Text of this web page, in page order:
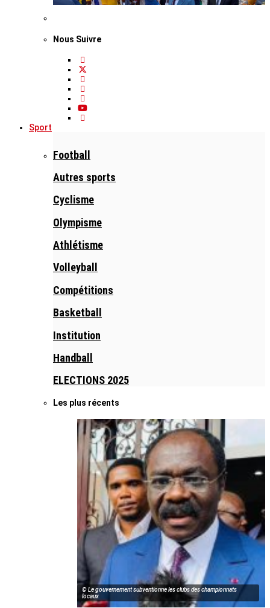
Nous Suivre
Sport
Football
Autres sports
Cyclisme
Olympisme
Athlétisme
Volleyball
Compétitions
Basketball
Institution
Handball
ELECTIONS 2025
Les plus récents
© Le gouvernement subventionne les clubs des championnats
locaux